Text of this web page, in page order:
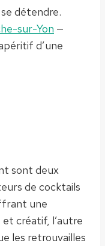
détendre.
sur-Yon —
d’une
sont deux
de cocktails
une
créatif, l’autre
les retrouvailles